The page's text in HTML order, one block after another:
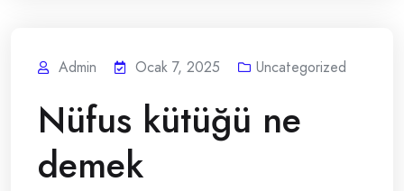
Admin Ocak 7, 2025 Uncategorized
Nüfus kütüğü ne
demek